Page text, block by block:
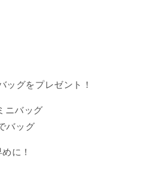
ッグをプレゼント！
ニバッグ
バッグ
に！